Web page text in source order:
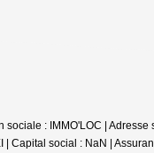
: IMMO'LOC |
Capital social : NaN |